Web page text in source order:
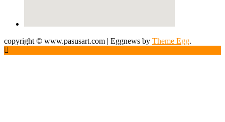
copyright © www.pasusart.com | Eggnews by Theme Egg.